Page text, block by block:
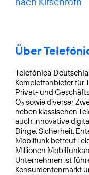
Über
Telefónica
Komplettanbieter für
Privat- und
O2 sowie diverser
neben klassischen
auch innovative
Dinge, Sicherheit,
Mobilfunk betreut
Millionen
Unternehmen ist
Konsumentenmarkt